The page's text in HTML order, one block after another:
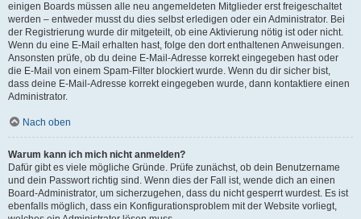
einigen Boards müssen alle neu angemeldeten Mitglieder erst freigeschaltet
werden – entweder musst du dies selbst erledigen oder ein Administrator. Bei
der Registrierung wurde dir mitgeteilt, ob eine Aktivierung nötig ist oder nicht.
Wenn du eine E-Mail erhalten hast, folge den dort enthaltenen Anweisungen.
Ansonsten prüfe, ob du deine E-Mail-Adresse korrekt eingegeben hast oder
die E-Mail von einem Spam-Filter blockiert wurde. Wenn du dir sicher bist,
dass deine E-Mail-Adresse korrekt eingegeben wurde, dann kontaktiere einen
Administrator.
Nach oben
Warum kann ich mich nicht anmelden?
Dafür gibt es viele mögliche Gründe. Prüfe zunächst, ob dein Benutzername
und dein Passwort richtig sind. Wenn dies der Fall ist, wende dich an einen
Board-Administrator, um sicherzugehen, dass du nicht gesperrt wurdest. Es ist
ebenfalls möglich, dass ein Konfigurationsproblem mit der Website vorliegt,